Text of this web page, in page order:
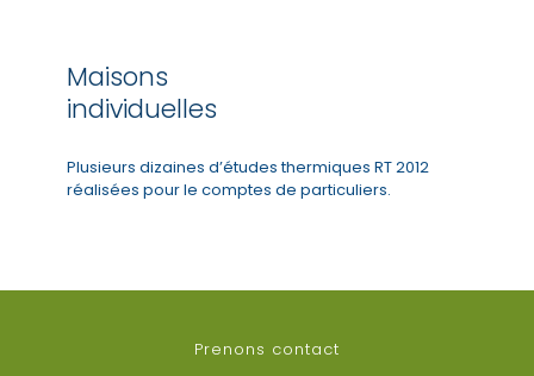
Maisons
individuelles
Plusieurs dizaines d’études thermiques RT 2012
réalisées pour le comptes de particuliers.
Prenons contact